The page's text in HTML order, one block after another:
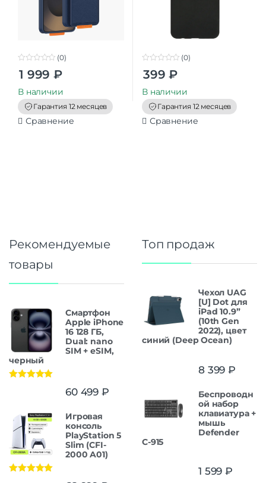
t
o
f
5
(0)
1 999 ₽
В наличии
Гарантия 12 месяцев
Сравнение
o
t
o
f
5
(0)
399 ₽
В наличии
Гарантия 12 месяцев
Сравнение
Рекомендуемые
товары
Смартфон
Apple iPhone
16 128 ГБ,
Dual: nano
SIM + eSIM,
черный
60 499 ₽
Игровая
консоль
PlayStation 5
Slim (CFI-
2000 A01)
Топ продаж
Чехол UAG
[U] Dot для
iPad 10.9”
(10th Gen
2022), цвет
синий (Deep Ocean)
8 399 ₽
Беспроводн
ой набор
клавиатура +
мышь
Defender
С-915
1 599 ₽